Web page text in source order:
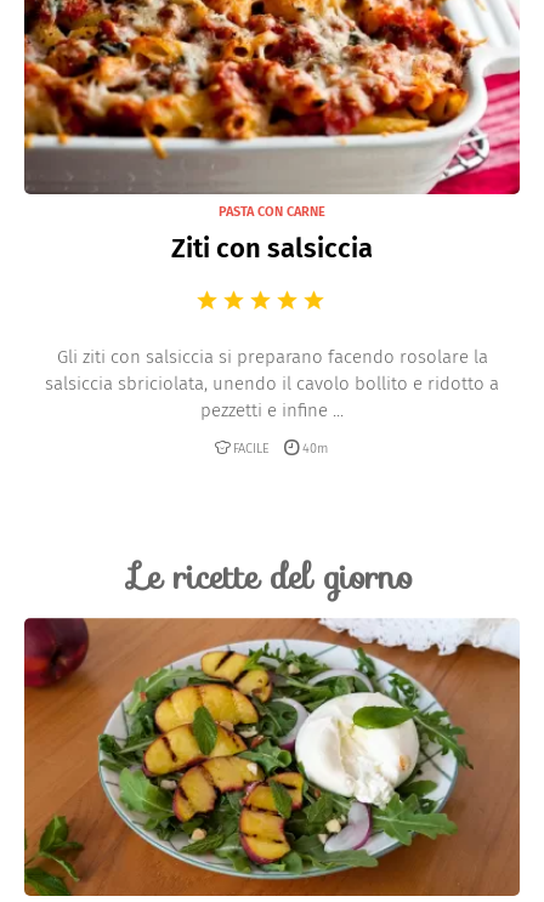
PASTA CON CARNE
Ziti con salsiccia
Gli ziti con salsiccia si preparano facendo rosolare la
salsiccia sbriciolata, unendo il cavolo bollito e ridotto a
pezzetti e infine ...
FACILE 40m
Le ricette del giorno